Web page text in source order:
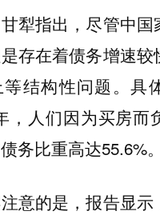
指出，尽管中国
存在着债务增速较
结构性问题。具
，人们因为买房而
务比重高达55.6%。
的是，报告显示